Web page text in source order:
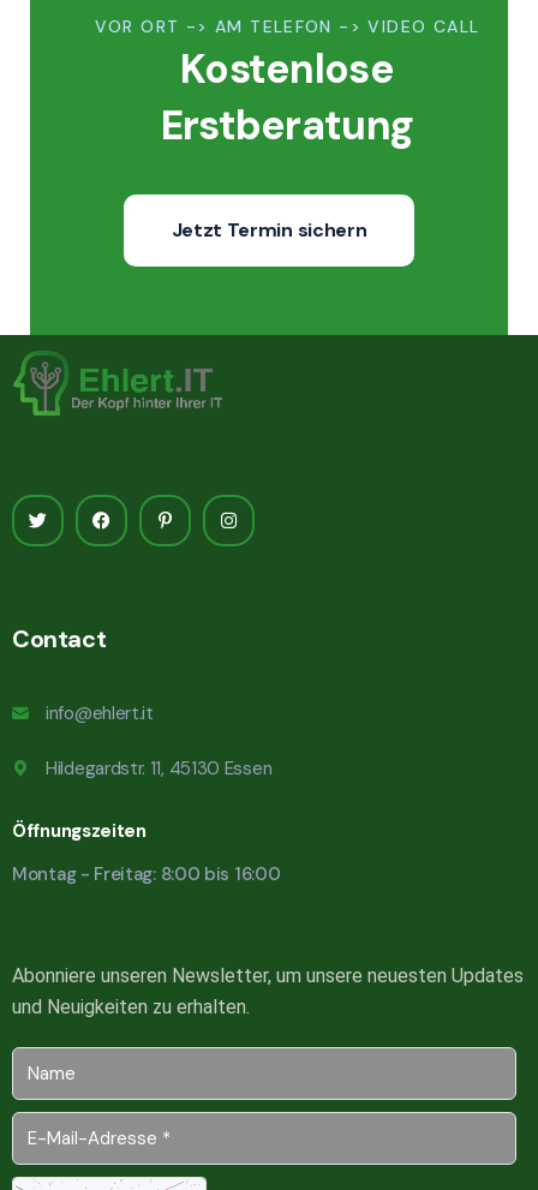
VOR ORT -> AM TELEFON -> VIDEO CALL
Kostenlose
Erstberatung
Jetzt Termin sichern
Contact
info@ehlert.it
Hildegardstr. 11, 45130 Essen
Öffnungszeiten
Montag - Freitag: 8:00 bis 16:00
Abonniere unseren Newsletter, um unsere neuesten Updates
und Neuigkeiten zu erhalten.